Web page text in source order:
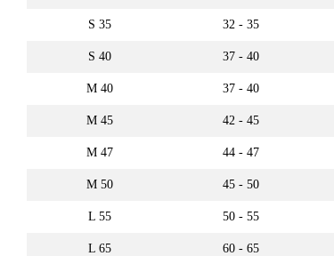
S 35 32 - 35
S 40 37 - 40
M 40 37 - 40
M 45 42 - 45
M 47 44 - 47
M 50 45 - 50
L 55 50 - 55
L 65 60 - 65